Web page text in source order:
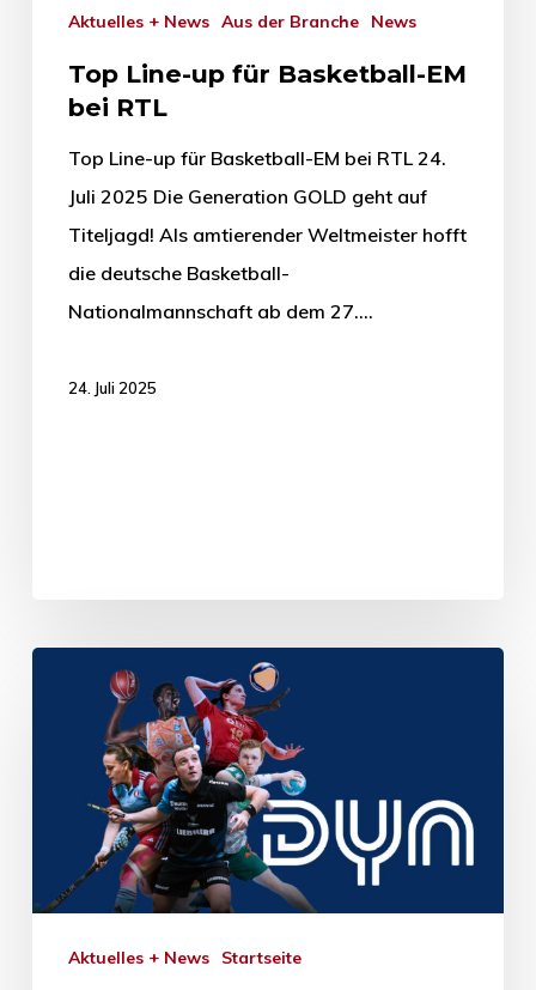
Aktuelles + News Aus der Branche News
Top Line-up für Basketball-EM
bei RTL
Top Line-up für Basketball-EM bei RTL 24.
Juli 2025 Die Generation GOLD geht auf
Titeljagd! Als amtierender Weltmeister hofft
die deutsche Basketball-
Nationalmannschaft ab dem 27.…
24. Juli 2025
Aktuelles + News Startseite